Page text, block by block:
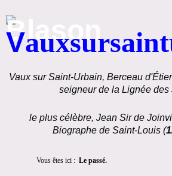
V
Vaux sur Saint-Urbain, Berceau
seigneur de la Lignée des
le plus célèbre, Jean Sir de
Biographe de Saint-Louis (
Vous êtes ici : Le passé.